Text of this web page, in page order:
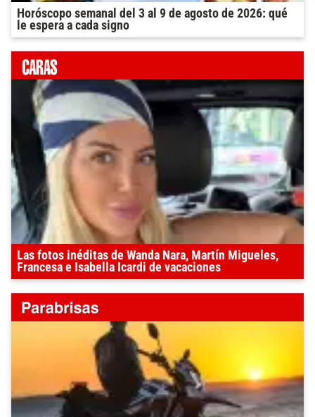
Horóscopo semanal del 3 al 9 de agosto de 2026: qué
le espera a cada signo
Las fotos inéditas de Wanda Nara, Martín Migueles,
Francesa e Isabella Icardi de vacaciones